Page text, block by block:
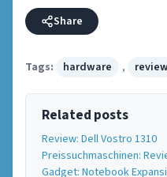
Share
Tags: hardware ,
Related posts
Review: Dell Vostro 1310
Preissuchmaschinen:
Gadget: Notebook